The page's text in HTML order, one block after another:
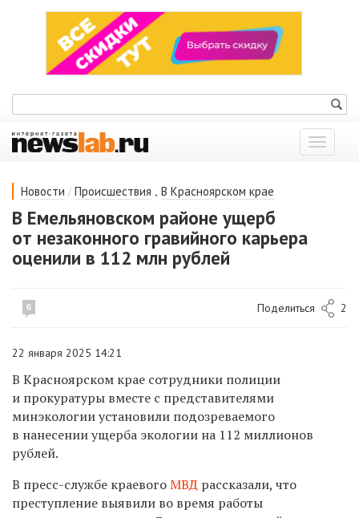
Показать
меню
Новости / Происшествия , В Красноярском крае
В Емельяновском районе ущерб
от незаконного гравийного карьера
оценили в 112 млн рублей
6 Поделиться 2
22 января 2025 14:21
В Красноярском крае сотрудники полиции
и прокуратуры вместе с представителями
минэкологии установили подозреваемого
в нанесении ущерба экологии на 112 миллионов
рублей.
В пресс-службе краевогоМВД рассказали, что
преступление выявили во время работы